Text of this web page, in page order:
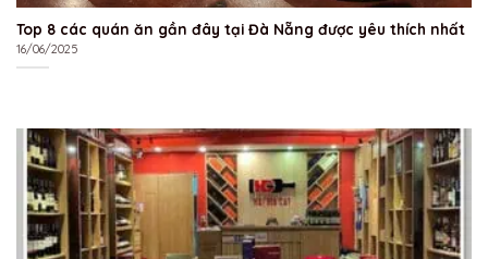
Top 8 các quán ăn gần đây tại Đà Nẵng được yêu thích nhất
16/06/2025